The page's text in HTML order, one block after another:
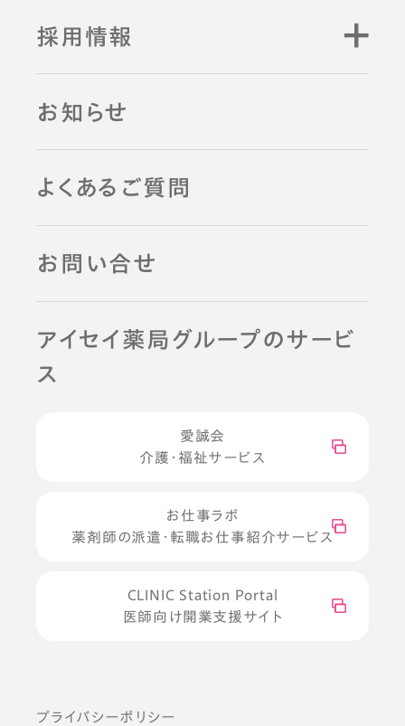
採用情報
お知らせ
よくあるご質問
お問い合せ
アイセイ薬局グループのサービ
ス
愛誠会
介護・福祉サービス
お仕事ラボ
薬剤師の派遣・転職お仕事紹介サービス
CLINIC Station Portal
医師向け開業支援サイト
プライバシーポリシー